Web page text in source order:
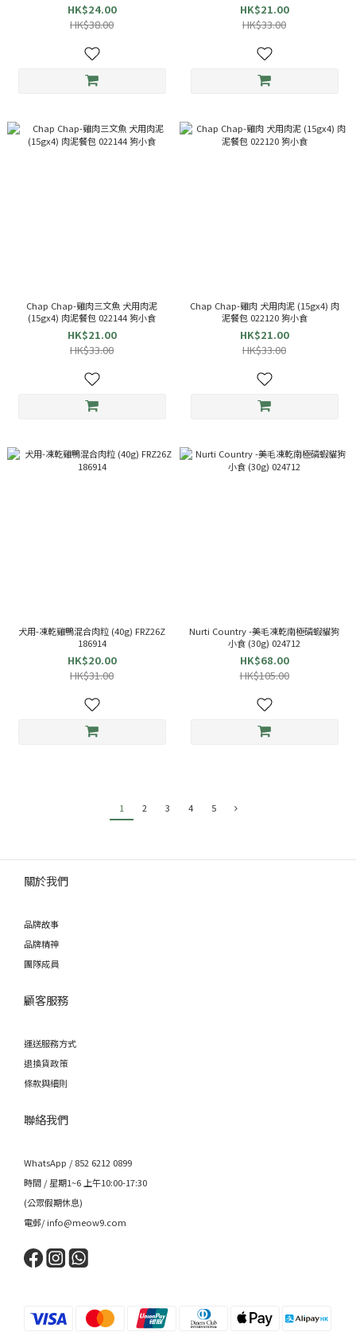
HK$24.00
HK$38.00
HK$21.00
HK$33.00
Chap Chap-雞肉三文魚 犬用肉泥
(15gx4) 肉泥餐包 022144 狗小食
HK$21.00
HK$33.00
Chap Chap-雞肉 犬用肉泥 (15gx4) 肉
泥餐包 022120 狗小食
HK$21.00
HK$33.00
犬用-凍乾雞鴨混合肉粒 (40g) FRZ26Z
186914
HK$20.00
HK$31.00
Nurti Country -美毛凍乾南極磷蝦貓狗
小食 (30g) 024712
HK$68.00
HK$105.00
1 2 3 4 5
關於我們
品牌故事
品牌精神
團隊成員
顧客服務
運送服務方式
退換貨政策
條款與細則
聯絡我們
WhatsApp / 852 6212 0899
時間 / 星期1~6 上午10:00-17:30
(公眾假期休息)
電郵/ info@meow9.com